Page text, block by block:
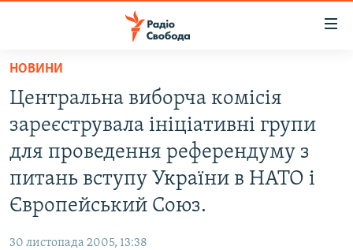
Перейти
основного
матеріалу
Перейти
до
основної
навігації
Перейти
до
РАДІО СВОБОДА – 70 РОКІВ
ВСЕ ЗА ДОБУ
СТАТТІ
ЕКОНОМІКА
РОСІЙСЬКА «ФІЛЬТРАЦІЯ»
НОВИНИ
Центральна виборча комісія
зареєструвала ініціативні групи
для проведення референдуму з
питань вступу України в НАТО і
Європейський Союз.
30 листопада 2005, 13:38